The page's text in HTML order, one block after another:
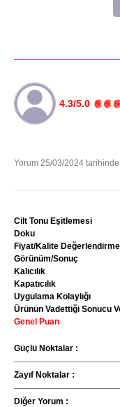
4.3/5.0
Yorum 25/03/2024 tarihinde
Cilt Tonu Eşitlemesi
Doku
Fiyat/Kalite
Görünüm/Sonuç
Kalıcılık
Kapatıcılık
Uygulama Kolaylığı
Ürünün Vadettiği Sonucu
Genel Puan
Güçlü Noktalar :
Zayıf Noktalar :
Diğer Yorum :